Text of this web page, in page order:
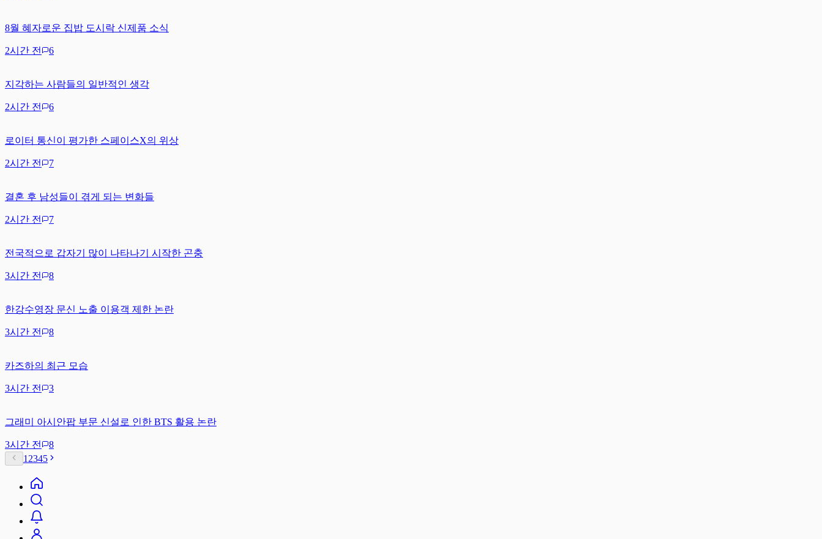
8월 혜자로운 집밥 도시락 신제품 소식
2시간 전 6
지각하는 사람들의 일반적인 생각
2시간 전 6
로이터 통신이 평가한 스페이스X의 위상
2시간 전 7
결혼 후 남성들이 겪게 되는 변화들
2시간 전 7
전국적으로 갑자기 많이 나타나기 시작한 곤충
3시간 전 8
한강수영장 문신 노출 이용객 제한 논란
3시간 전 8
카즈하의 최근 모습
3시간 전 3
그래미 아시안팝 부문 신설로 인한 BTS 활용 논란
3시간 전
8
1 2345